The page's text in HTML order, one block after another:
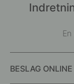
BESLAG ONLINE